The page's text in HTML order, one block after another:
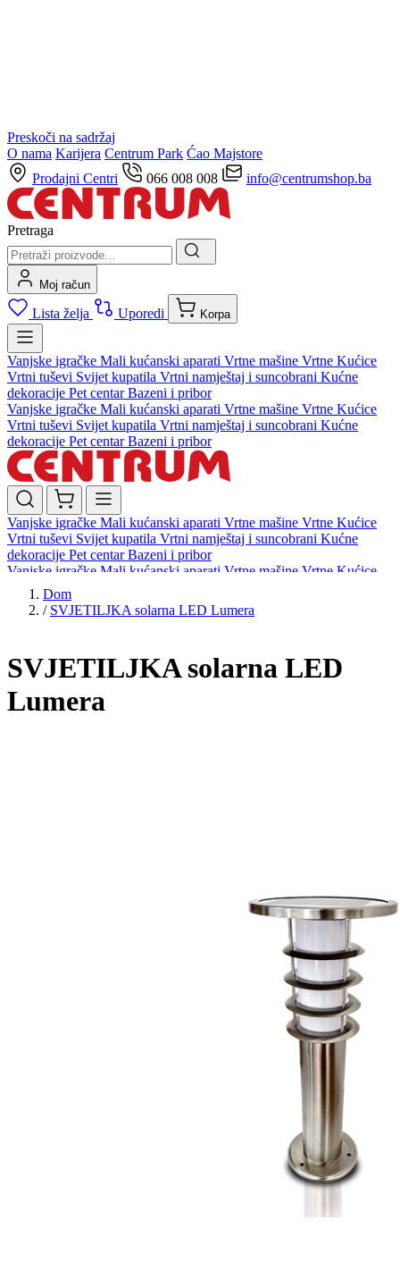
Preskoči na sadržaj
O nama Karijera Centrum Park Ćao Majstore
Prodajni Centri
066 008 008 info@centrumshop.ba
Pretraga
Moj račun
Lista želja Uporedi Korpa
Vanjske igračke Mali kućanski aparati Vrtne mašine Vrtne Kućice
Vrtni tuševi Svijet kupatila Vrtni namještaj i suncobrani Kućne
dekoracije Pet centarBazeni i pribor
Vanjske igračke Mali kućanski aparati Vrtne mašine Vrtne Kućice
Vrtni tuševi Svijet kupatila Vrtni namještaj i suncobrani Kućne
dekoracije Pet centarBazeni i pribor
Vanjske igračke Mali kućanski aparati Vrtne mašine Vrtne Kućice
Vrtni tuševi Svijet kupatila Vrtni namještaj i suncobrani Kućne
dekoracije Pet centarBazeni i pribor
Vanjske igračke Mali kućanski aparati Vrtne mašine Vrtne Kućice
Vrtni tuševi
dekoracijePet centar Bazeni i pribor
Dom
/ SVJETILJKA solarna LED Lumera
SVJETILJKA solarna LED
Lumera